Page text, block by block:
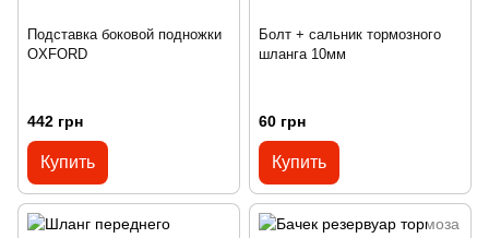
Подставка боковой подножки
OXFORD
442 грн
Купить
Болт + сальник тормозного
шланга 10мм
60 грн
Купить